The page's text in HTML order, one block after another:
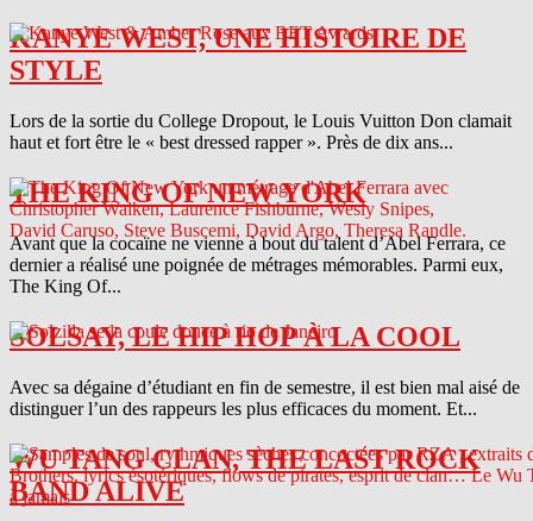
KANYE WEST, UNE HISTOIRE DE
STYLE
Lors de la sortie du College Dropout, le Louis Vuitton Don clamait
haut et fort être le « best dressed rapper ». Près de dix ans...
THE KING OF NEW YORK
Avant que la cocaïne ne vienne à bout du talent d’Abel Ferrara, ce
dernier a réalisé une poignée de métrages mémorables. Parmi eux,
The King Of...
SOLSAY, LE HIP HOP À LA COOL
Avec sa dégaine d’étudiant en fin de semestre, il est bien mal aisé de
distinguer l’un des rappeurs les plus efficaces du moment. Et...
WU TANG CLAN, THE LAST ROCK
BAND ALIVE